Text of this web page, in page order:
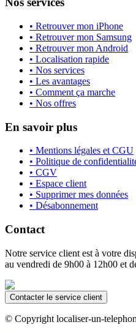
• Retrouver mon iPhone
• Retrouver mon Samsung
• Retrouver mon Android
• Localisation rapide
• Nos services
• Les avantages
• Comment ça marche
• Nos offres
En savoir plus
• Mentions légales et CGU
• Politique de
• CGV
• Espace client
• Supprimer mes données
• Désabonnement
Contact
Notre service client est à votre
au vendredi de 9h00 à 12h00 et
Contacter le service client
© Copyright localiser-un-